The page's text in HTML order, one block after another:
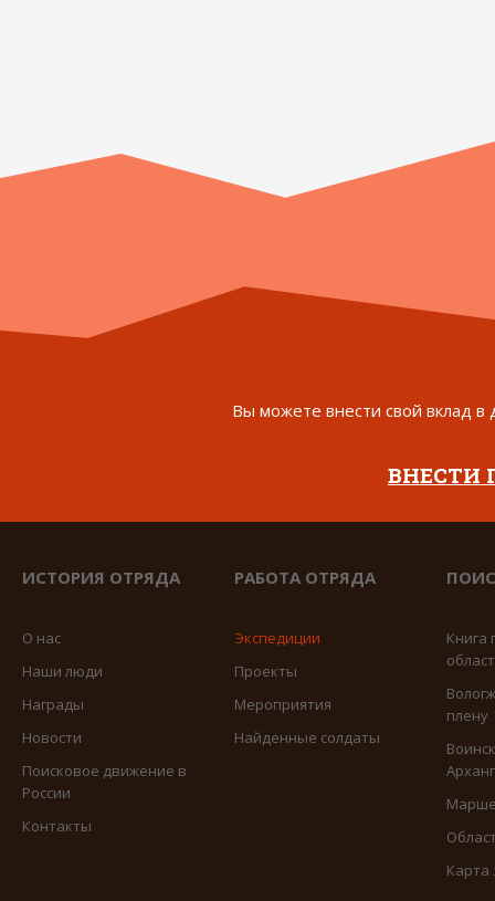
Вы можете внести свой вклад в
ВНЕСТИ
ИСТОРИЯ ОТРЯДА
О нас
Наши люди
Награды
Новости
Поисковое движение в
России
Контакты
РАБОТА ОТРЯДА
Экспедиции
Проекты
Мероприятия
Найденные солдаты
Книга
плену
Карта